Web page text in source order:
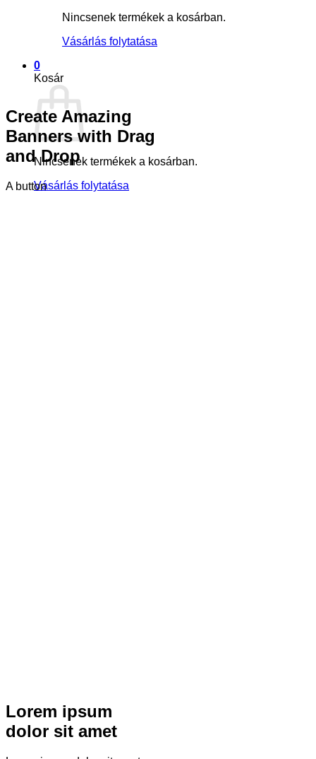
Nincsenek termékek a kosárban.
Vásárlás folytatása
0
Kosár
Nincsenek termékek a kosárban.
Vásárlás folytatása
Create Amazing
Banners with Drag
and Drop
A button
Lorem ipsum
dolor sit amet